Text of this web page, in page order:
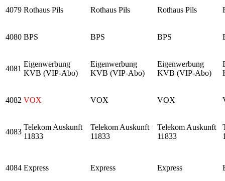
4079 Rothaus Pils Rothaus Pils Rothaus Pils
4080 BPS BPS BPS
4081
Eigenwerbung
KVB (VIP-Abo)
Eigenwerbung
KVB (VIP-Abo)
Eigenwerbung
KVB (VIP-Abo)
4082 VOX VOX VOX
4083
Telekom Auskunft
11833
Telekom Auskunft
11833
Telekom Auskunft
11833
4084 Express Express Express